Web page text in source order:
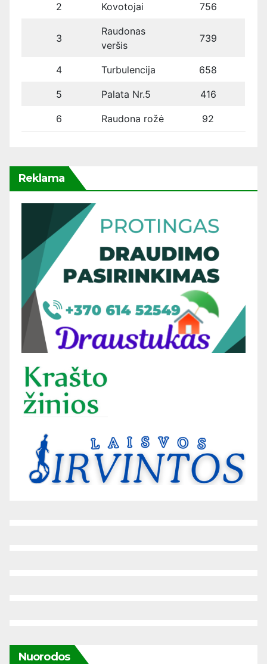
2 Kovotojai 756
3
Raudonas
veršis
739
4 Turbulencija 658
5 Palata Nr.5 416
6 Raudona rožė 92
Reklama
Nuorodos